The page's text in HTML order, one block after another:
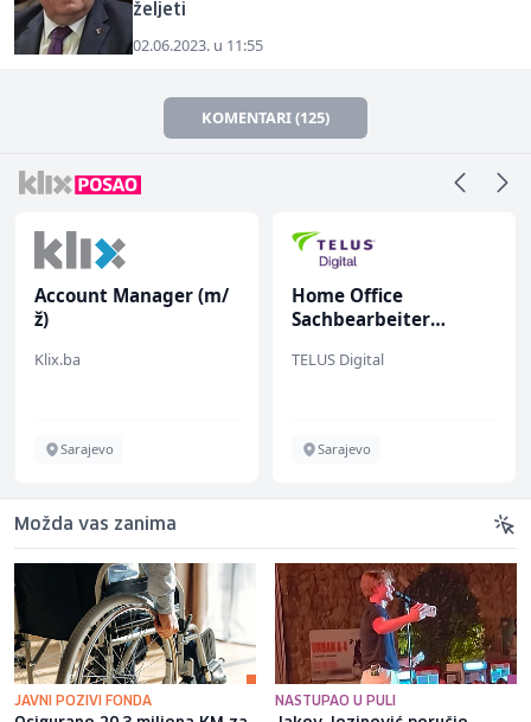
željeti
02.06.2023. u 11:55
KOMENTARI (125)
Account Manager (m/
ž)
Klix.ba
Sarajevo
Home Office
Sachbearbeiter
bekannten deutschen
TELUS Digital
Sarajevo
Možda vas zanima
JAVNI POZIVI FONDA NASTUPAO U PULI